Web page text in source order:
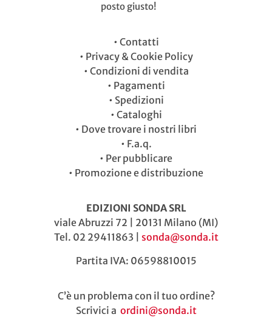
posto giusto!
• Contatti
• Privacy & Cookie Policy
• Condizioni di vendita
• Pagamenti
• Spedizioni
• Cataloghi
• Dove trovare i nostri libri
• F.a.q.
• Per pubblicare
• Promozione e distribuzione
EDIZIONI SONDA SRL
viale Abruzzi 72 | 20131 Milano (MI)
Tel. 02 29411863 | sonda@sonda.it
Partita IVA: 06598810015
C’è un problema con il tuo ordine?
Scrivici a ordini@sonda.it